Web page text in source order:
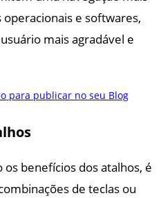
e softwares,
mais agradável e
benefícios dos atalhos, é
de teclas ou